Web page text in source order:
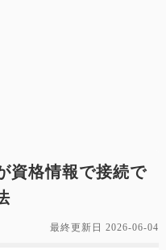
資格情報で接続で
最終更新日2026-06-04